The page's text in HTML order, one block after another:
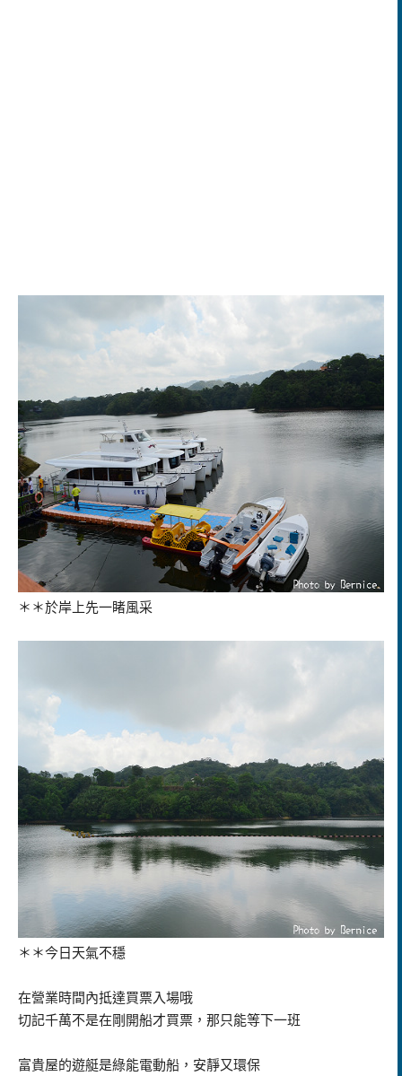
＊＊於岸上先一睹風采
＊＊今日天氣不穩
在營業時間內抵達買票入場哦
切記千萬不是在剛開船才買票，那只能等下一班
富貴屋的遊艇是綠能電動船，安靜又環保